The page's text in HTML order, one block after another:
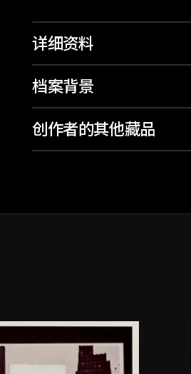
详细资料
档案背景
创作者的其他藏品